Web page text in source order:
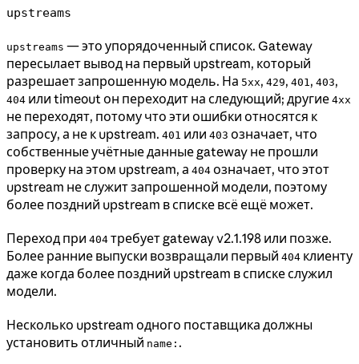
upstreams
upstreams — это упорядоченный список. Gateway
пересылает вывод на первый upstream, который
разрешает запрошенную модель. На 5xx, 429, 401, 403,
404 или timeout он переходит на следующий; другие 4xx
не переходят, потому что эти ошибки относятся к
запросу, а не к upstream. 401 или 403 означает, что
собственные учётные данные gateway не прошли
проверку на этом upstream, а 404 означает, что этот
upstream не служит запрошенной модели, поэтому
более поздний upstream в списке всё ещё может.
Переход при 404 требует gateway v2.1.198 или позже.
Более ранние выпуски возвращали первый 404 клиенту
даже когда более поздний upstream в списке служил
модели.
Несколько upstream одного поставщика должны
установить отличный name: .